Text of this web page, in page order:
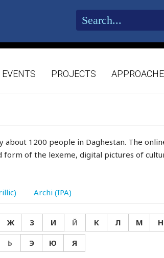
EVENTS PROJECTS
about 1200 people in Daghestan. The
form of the lexeme, digital pictures of
Archi (IPA)
Ж З И Й К Л М Н
Ь Э Ю Я